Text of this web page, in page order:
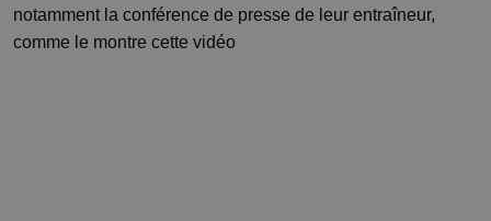
notamment la conférence de presse de leur entraîneur,
comme le montre cette vidéo